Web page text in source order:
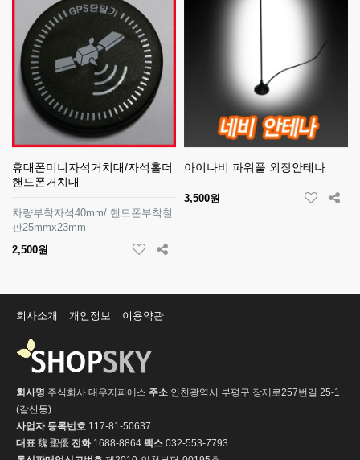
휴대폰미니자석거치대/자석홀더
핸드폰거치대
차량부착자석40mm/ 핸드폰부착철
판25mmx23mm
2,500원
아이나비 파워풀 외장안테나
3,500원
회사소개 개인정보 이용약관
회사명 주식회사 대우지피에스 주소 인천광역시 부평구 장제로257번길 25-1
(갈산동)
사업자 등록번호 117-81-50637
대표 魏 聖優 전화1688-8864 팩스 032-553-7793